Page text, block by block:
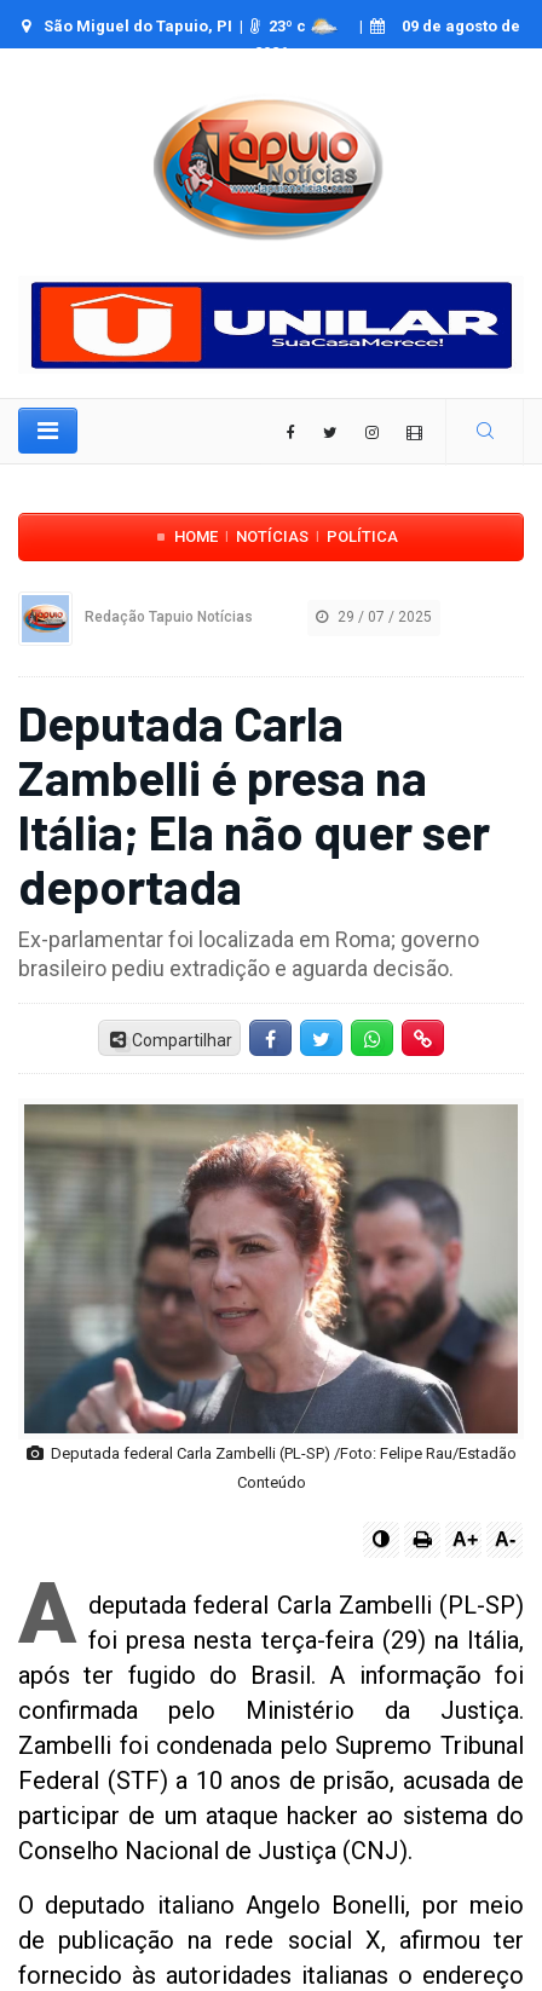
São Miguel do Tapuio, PI | 23º c |
09 de agosto de
2026
HOME| NOTÍCIAS| POLÍTICA
Redação Tapuio Notícias 29 / 07 / 2025
Deputada Carla
Zambelli é presa na
Itália; Ela não quer ser
deportada
Ex-parlamentar foi localizada em Roma; governo
brasileiro pediu extradição e aguarda decisão.
Compartilhar FacebookTwitter Whatsapp
Deputada federal Carla Zambelli (PL-SP) /Foto: Felipe Rau/Estadão
Conteúdo
A+ A-
A deputada federal Carla Zambelli (PL-SP)
foi presa nesta terça-feira (29) na Itália,
após ter fugido do Brasil. A informação foi
confirmada pelo Ministério da Justiça.
Zambelli foi condenada pelo Supremo Tribunal
Federal (STF) a 10 anos de prisão, acusada de
participar de um ataque hacker ao sistema do
Conselho Nacional de Justiça (CNJ).
O deputado italiano Angelo Bonelli, por meio
de publicação na rede social X, afirmou ter
fornecido às autoridades italianas o endereço